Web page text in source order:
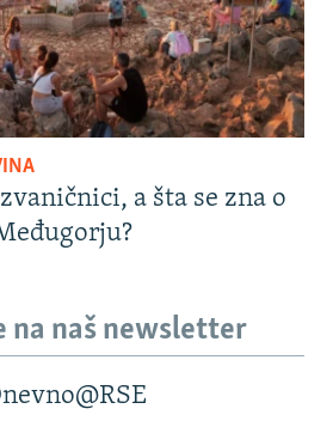
a šta se zna o
na naš newsletter